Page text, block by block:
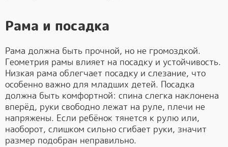
Рама и посадка
Рама должна быть прочной, но не громоздкой.
Геометрия рамы влияет на посадку и устойчивость.
Низкая рама облегчает посадку и слезание, что
особенно важно для младших детей. Посадка
должна быть комфортной: спина слегка наклонена
вперёд, руки свободно лежат на руле, плечи не
напряжены. Если ребёнок тянется к рулю или,
наоборот, слишком сильно сгибает руки, значит
размер подобран неправильно.